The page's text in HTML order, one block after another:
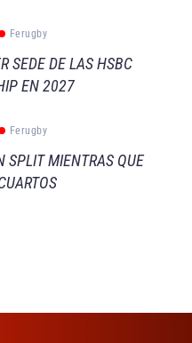
Ferugby
SEDE DE LAS HSBC
EN 2027
Ferugby
SPLIT MIENTRAS QUE